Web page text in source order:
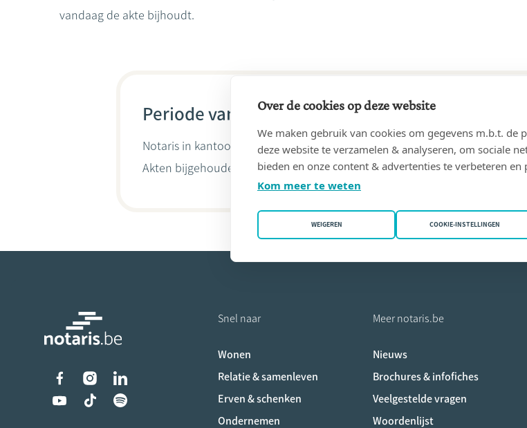
vandaag de akte bijhoudt.
Periode van 13/08/2024 tot heden
Notaris in kantoor MAITE BOUCLIER notarisvennootschap(1040 Etterbeek)
Akten bijgehouden doorMaïté Bouclier
Liens vers les réseaux sociaux
Snel naar
Wonen
Relatie & samenleven
Erven & schenken
Ondernemen
Meer notaris.be
Nieuws
Brochures & infofiches
Veelgestelde vragen
Woordenlijst
Over de cookies op deze website
We maken gebruik van cookies om gegevens m.b.t. de
deze website te verzamelen & analyseren, om sociale
bieden en onze content & advertenties te verbeteren en
Kom meer te weten
WEIGEREN COOKIE-INSTELLINGEN